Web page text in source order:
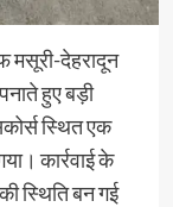
मसूरी-देहरादून
हुए बड़ी
स्थित एक
कार्रवाई के
स्थिति बन गई